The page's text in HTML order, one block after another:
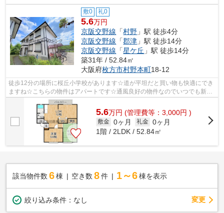
敷0 礼0
5.6万円
京阪交野線 「村野 」駅 徒歩4分
京阪交野線 「郡津 」駅 徒歩14分
京阪交野線 「星ケ丘 」駅 徒歩14分
築31年 / 52.84㎡
大阪府枚方市村野本町18-12
徒歩12分の場所に桜丘小学校があります☆道が平坦だと買い物も快適にでき
ますね☆こちらの物件はアパートです☆通風良好の物件なのでいつでも新鮮
な空気を味わえます☆枚方市エリアにある...
5.6万円 (管理費等：3,000円 )
敷金 0ヶ月 礼金 0ヶ月
1階 / 2LDK / 52.84㎡
該当物件数 6棟 空き数 8 件 1～6 棟を表示
絞り込み条件： なし 変更